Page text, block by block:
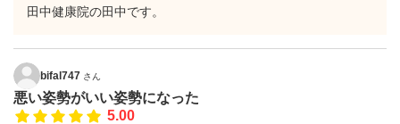
田中健康院の田中です。
bifal747 さん
悪い姿勢がいい姿勢になった
5.00